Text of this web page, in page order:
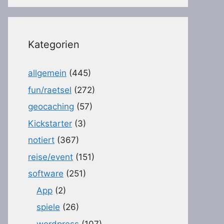
Kategorien
allgemein (445)
fun/raetsel (272)
geocaching (57)
Kickstarter (3)
notiert (367)
reise/event (151)
software (251)
App (2)
spiele (26)